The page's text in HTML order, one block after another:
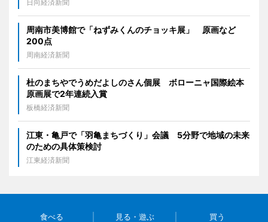
日向経済新聞
周南市美博館で「ねずみくんのチョッキ展」 原画など
200点
周南経済新聞
杜のまちやでうめだよしのさん個展 ボローニャ国際絵本
原画展で2年連続入賞
板橋経済新聞
江東・亀戸で「羽亀まちづくり」会議 5分野で地域の未来
のための具体策検討
江東経済新聞
食べる 見る・遊ぶ 買う